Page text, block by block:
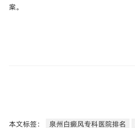
案。
本文标签： 泉州白癜风专科医院排名